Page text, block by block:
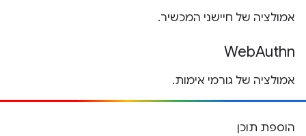
אמולציה של חיישני המכשיר.
WebAuthn
אמולציה של גורמי אימות.
הוספת תוכן